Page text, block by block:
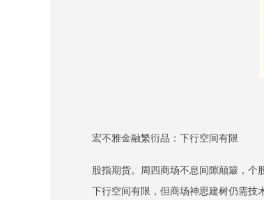
宏不雅金融繁衍品：下行空间有限
股指期货。周四商场不息间隙颠簸，个
下行空间有限，但商场神思建树仍需技